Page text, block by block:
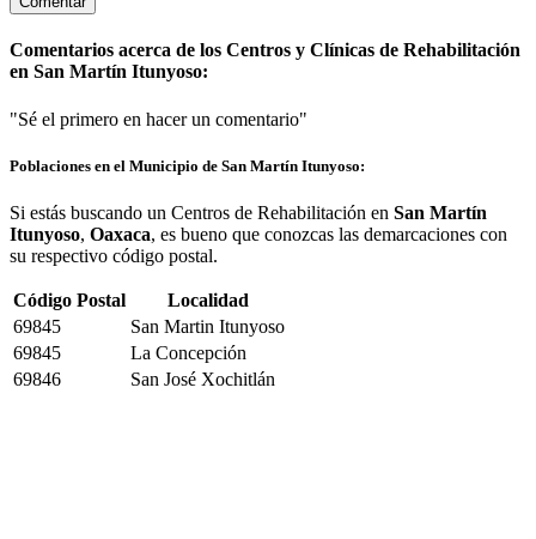
Comentarios acerca de los Centros y Clínicas de Rehabilitación
en San Martín Itunyoso:
"Sé el primero en hacer un comentario"
Poblaciones en el Municipio de San Martín Itunyoso:
Si estás buscando un Centros de Rehabilitación en San Martín
Itunyoso, Oaxaca, es bueno que conozcas las demarcaciones con
su respectivo código postal.
Código Postal
Localidad
69845
San Martin Itunyoso
69845
La Concepción
69846
San José Xochitlán